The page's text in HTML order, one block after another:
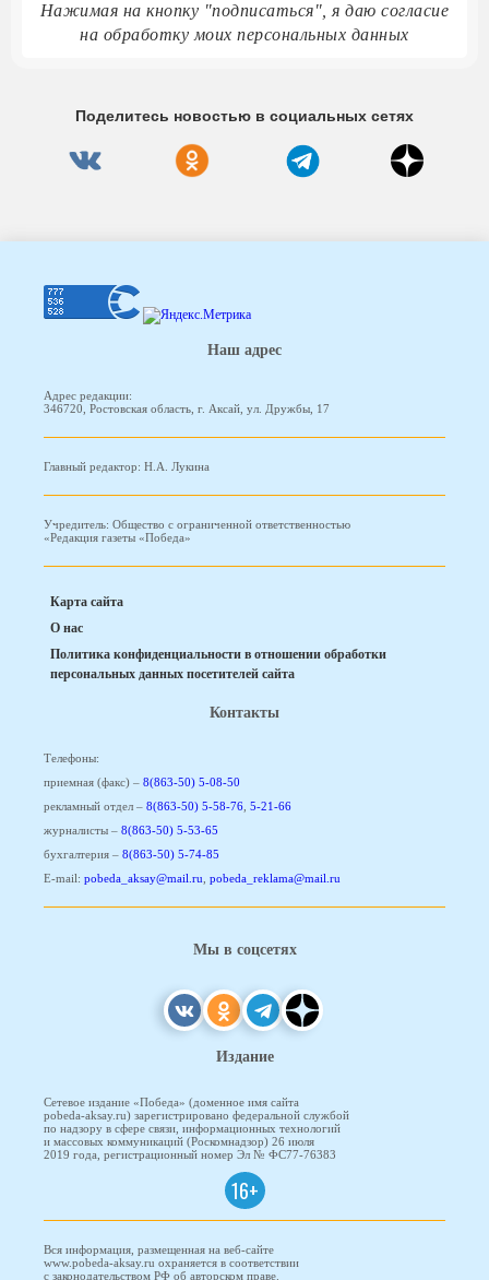
Нажимая на кнопку "подписаться", я даю согласие
на обработку моих персональных данных
Поделитесь новостью в социальных сетях
Наш адрес
Адрес редакции:
346720, Ростовская область, г. Аксай, ул. Дружбы, 17
Главный редактор: Н.А. Лукина
Учредитель: Общество с ограниченной ответственностью
«Редакция газеты «Победа»
Карта сайта
О нас
Политика конфиденциальности в отношении обработки
персональных данных посетителей сайта
Контакты
Телефоны:
приемная (факс) – 8(863-50) 5-08-50
рекламный отдел – 8(863-50) 5-58-76, 5-21-66
журналисты – 8(863-50) 5-53-65
бухгалтерия – 8(863-50) 5-74-85
E-mail: pobeda_aksay@mail.ru, pobeda_reklama@mail.ru
Мы в соцсетях
Издание
Сетевое издание «Победа» (доменное имя сайта
pobeda-aksay.ru) зарегистрировано федеральной службой
по надзору в сфере связи, информационных технологий
и массовых коммуникаций (Роскомнадзор) 26 июля
2019 года, регистрационный номер Эл № ФС77-76383
16+
Вся информация, размещенная на веб-сайте
www.pobeda-aksay.ru охраняется в соответствии
с законодательством РФ об авторском праве.